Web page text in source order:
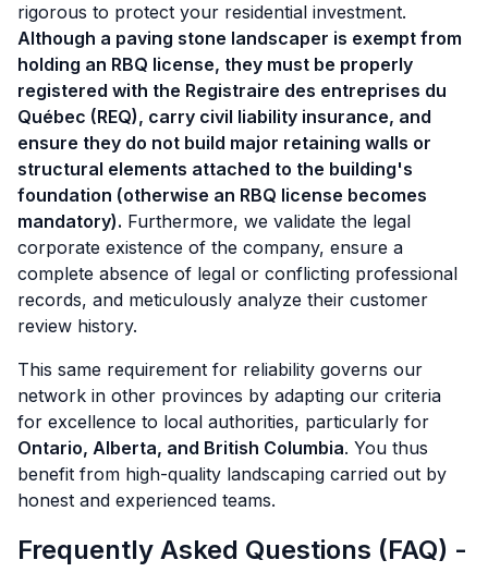
rigorous to protect your residential investment.
Although a paving stone landscaper is exempt from
holding an RBQ license, they must be properly
registered with the Registraire des entreprises du
Québec (REQ), carry civil liability insurance, and
ensure they do not build major retaining walls or
structural elements attached to the building's
foundation (otherwise an RBQ license becomes
mandatory). Furthermore, we validate the legal
corporate existence of the company, ensure a
complete absence of legal or conflicting professional
records, and meticulously analyze their customer
review history.
This same requirement for reliability governs our
network in other provinces by adapting our criteria
for excellence to local authorities, particularly for
Ontario, Alberta, and British Columbia. You thus
benefit from high-quality landscaping carried out by
honest and experienced teams.
Frequently Asked Questions (FAQ) -